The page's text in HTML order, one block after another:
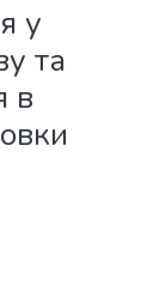
у
та
в